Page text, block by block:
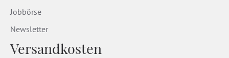
Jobbörse
Newsletter
Versandkosten